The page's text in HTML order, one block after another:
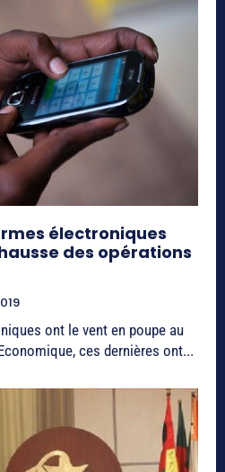
électroniques
des opérations
ont le vent en poupe au
ces dernières ont...